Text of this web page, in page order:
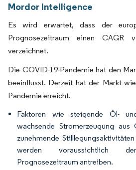
Mordor Intelligence
Es wird erwartet, dass der
Prognosezeitraum einen
verzeichnet.
Die COVID-19-Pandemie hat den
beeinflusst. Derzeit hat der Markt
Pandemie erreicht.
Faktoren wie steigende Öl-
wachsende Stromerzeugung aus
zunehmende
werden voraussichtlich
Prognosezeitraum antreiben.